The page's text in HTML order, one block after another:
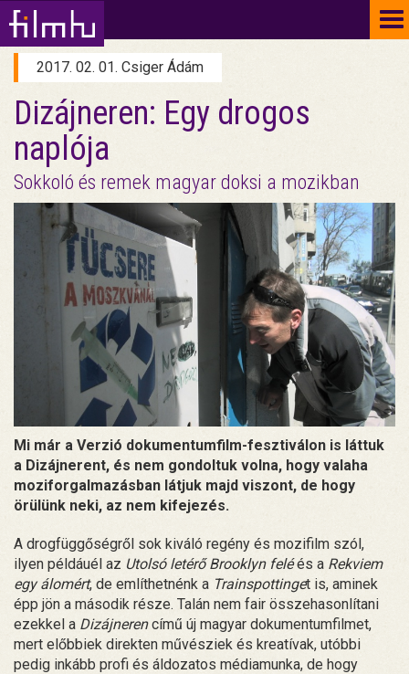
2017. 02. 01. Csiger Ádám
Dizájneren: Egy drogos
naplója
Sokkoló és remek magyar doksi a mozikban
Mi már a Verzió dokumentumfilm-fesztiválon is láttuk
a Dizájnerent, és nem gondoltuk volna, hogy valaha
moziforgalmazásban látjuk majd viszont, de hogy
örülünk neki, az nem kifejezés.
A drogfüggőségről sok kiváló regény és mozifilm szól,
ilyen példáuél az Utolsó letérő Brooklyn feléés a Rekviem
egy álomért, de említhetnénk a Trainspottinget is, aminek
épp jön a második része. Talán nem fair összehasonlítani
ezekkel a Dizájnerencímű új magyar dokumentumfilmet,
mert előbbiek direkten művésziek és kreatívak, utóbbi
pedig inkább profi és áldozatos médiamunka, de hogy